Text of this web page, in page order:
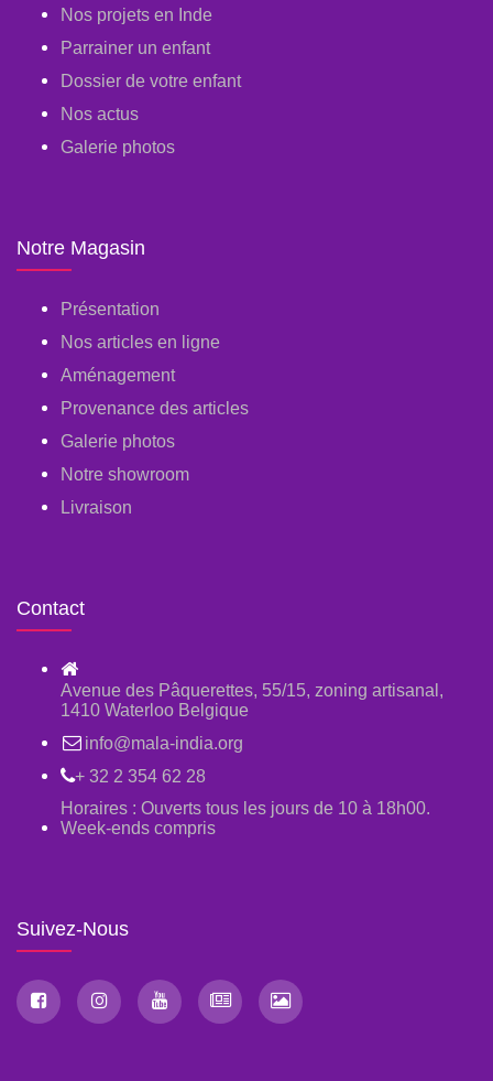
Nos projets en Inde
Parrainer un enfant
Dossier de votre enfant
Nos actus
Galerie photos
Notre Magasin
Présentation
Nos articles en ligne
Aménagement
Provenance des articles
Galerie photos
Notre showroom
Livraison
Contact
Avenue des Pâquerettes, 55/15, zoning artisanal,
1410 Waterloo Belgique
info@mala-india.org
+ 32 2 354 62 28
Horaires : Ouverts tous les jours de 10 à 18h00.
Week-ends compris
Suivez-Nous